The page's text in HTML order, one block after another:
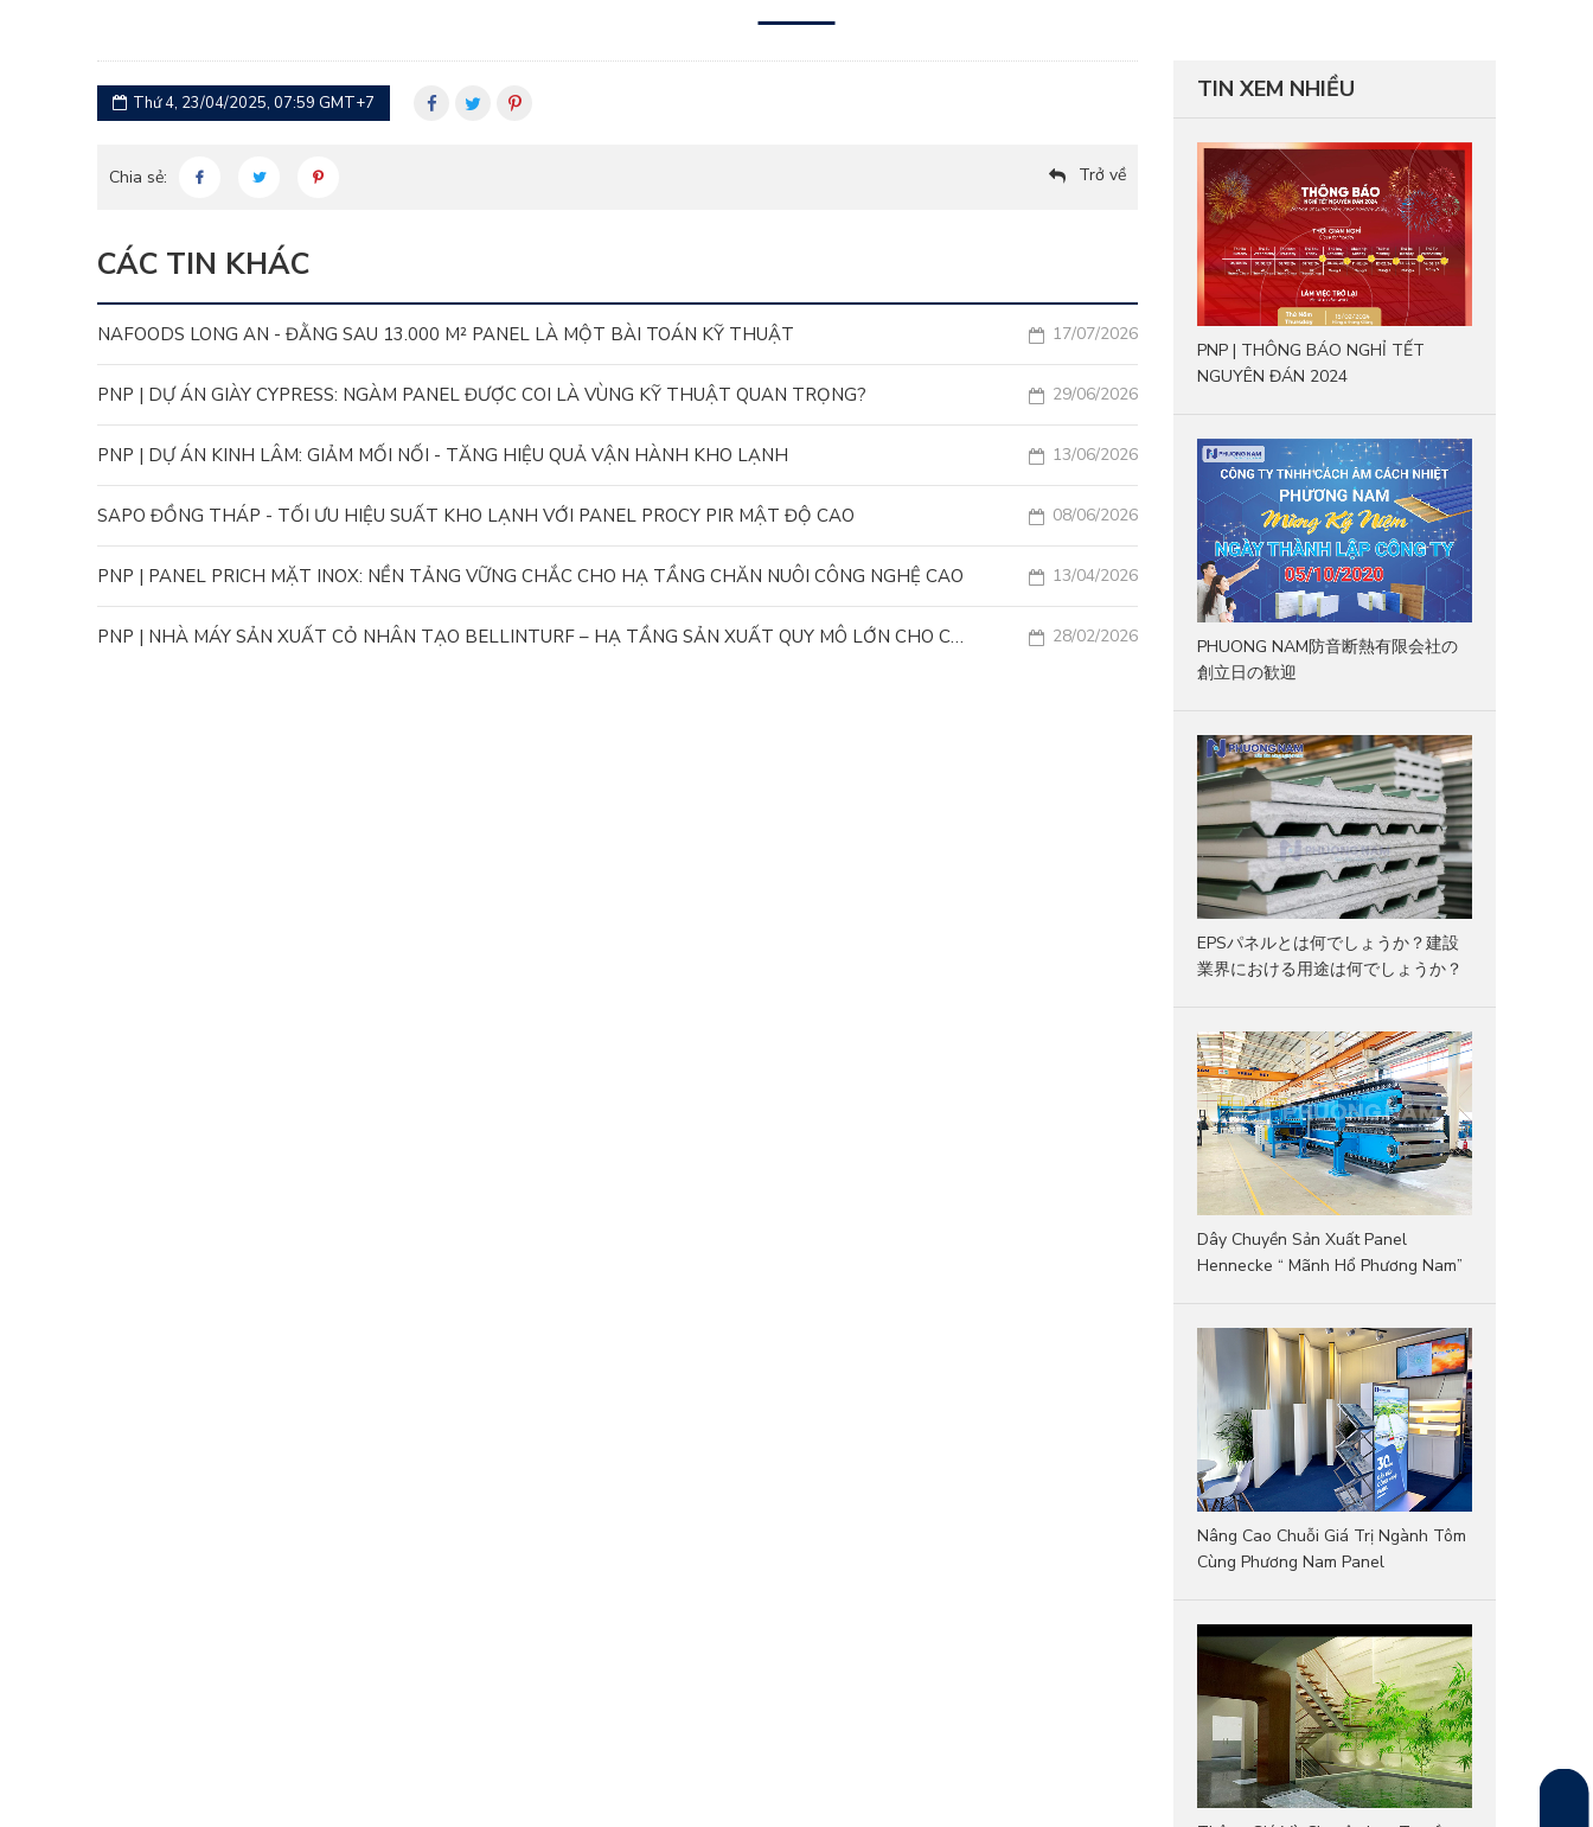
Thứ 4, 23/04/2025, 07:59 GMT+7
Chia sẻ: Trở về
CÁC TIN KHÁC
NAFOODS LONG AN - ĐẰNG SAU 13.000 M² PANEL LÀ MỘT BÀI TOÁN KỸ THUẬT 17/07/2026
PNP | DỰ ÁN GIÀY CYPRESS: NGÀM PANEL ĐƯỢC COI LÀ VÙNG KỸ THUẬT QUAN TRỌNG? 29/06/2026
PNP | DỰ ÁN KINH LÂM: GIẢM MỐI NỐI - TĂNG HIỆU QUẢ VẬN HÀNH KHO LẠNH 13/06/2026
SAPO ĐỒNG THÁP - TỐI ƯU HIỆU SUẤT KHO LẠNH VỚI PANEL PROCY PIR MẬT ĐỘ CAO 08/06/2026
PNP | PANEL PRICH MẶT INOX: NỀN TẢNG VỮNG CHẮC CHO HẠ TẦNG CHĂN NUÔI CÔNG NGHỆ CAO 13/04/2026
PNP | NHÀ MÁY SẢN XUẤT CỎ NHÂN TẠO BELLINTURF – HẠ TẦNG SẢN XUẤT QUY MÔ LỚN CHO CHUỖI CUNG ỨNG TOÀN CẦU 28/02/2026
TIN XEM NHIỀU
PNP | THÔNG BÁO NGHỈ TẾT
NGUYÊN ĐÁN 2024
PHUONG NAM防音断熱有限会社の
創立日の歓迎
EPSパネルとは何でしょうか？建設
業界における用途は何でしょうか？
Dây Chuyền Sản Xuất Panel
Hennecke “ Mãnh Hổ Phương Nam”
Nâng Cao Chuỗi Giá Trị Ngành Tôm
Cùng Phương Nam Panel